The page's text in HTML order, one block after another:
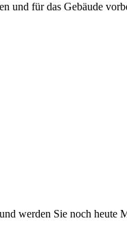
und für das Gebäude
werden Sie noch heute